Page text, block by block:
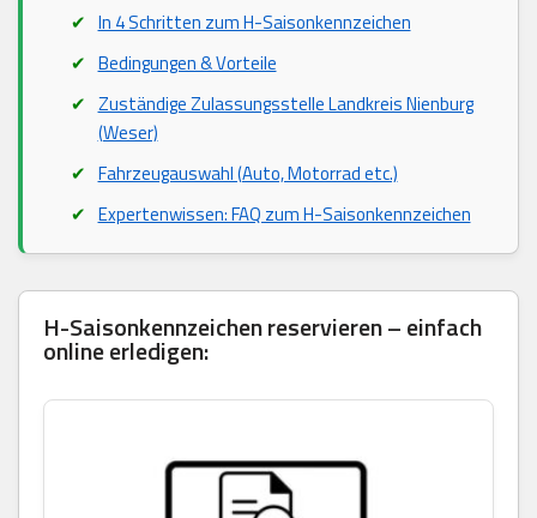
In 4 Schritten zum H-Saisonkennzeichen
Bedingungen & Vorteile
Zuständige Zulassungsstelle Landkreis Nienburg
(Weser)
Fahrzeugauswahl (Auto, Motorrad etc.)
Expertenwissen: FAQ zum H-Saisonkennzeichen
H-Saisonkennzeichen reservieren – einfach
online erledigen: